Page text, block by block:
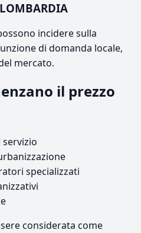
incidere sulla
di domanda locale,
mercato.
il prezzo
servizio
specializzati
considerata come